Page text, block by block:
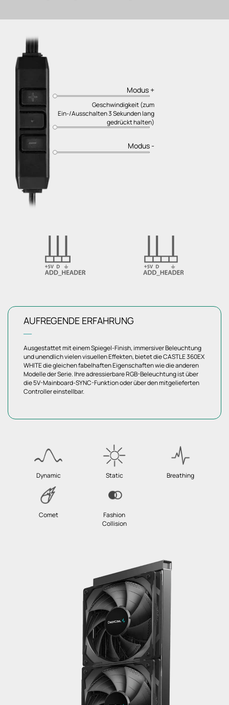
Modus +
Geschwindigkeit (zum
Ein-/Ausschalten 3 Sekunden lang
gedrückt halten)
Modus -
AUFREGENDE ERFAHRUNG
―
Ausgestattet mit einem Spiegel-Finish, immersiver Beleuchtung
und unendlich vielen visuellen Effekten, bietet die CASTLE 360EX
WHITE die gleichen fabelhaften Eigenschaften wie die anderen
Modelle der Serie. Ihre adressierbare RGB-Beleuchtung ist über
die 5V-Mainboard-SYNC-Funktion oder über den mitgelieferten
Controller einstellbar.
Dynamic Static Breathing
Comet
Fashion
Collision